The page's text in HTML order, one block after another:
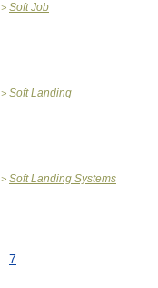
> Soft Job
> Soft Landing
> Soft Landing Systems
7